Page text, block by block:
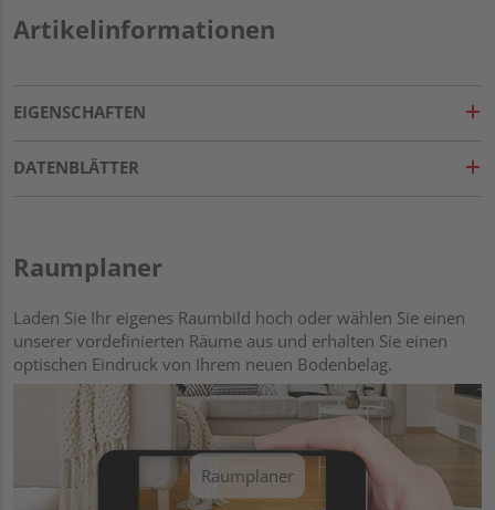
Artikelinformationen
EIGENSCHAFTEN
DATENBLÄTTER
Raumplaner
Laden Sie Ihr eigenes Raumbild hoch oder wählen Sie einen
unserer vordefinierten Räume aus und erhalten Sie einen
optischen Eindruck von Ihrem neuen Bodenbelag.
Raumplaner